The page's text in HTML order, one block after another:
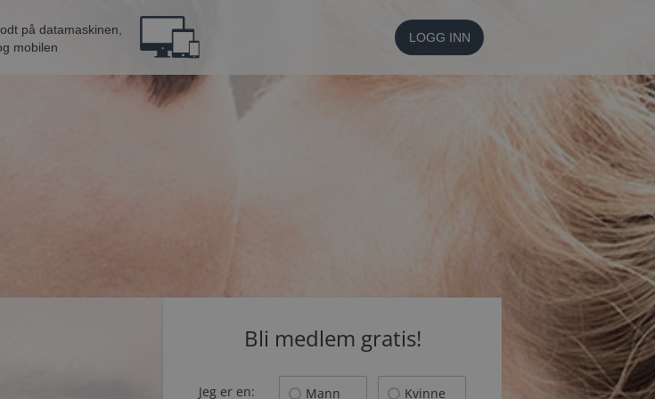
på datamaskinen,
mobilen
LOGG INN
Bli medlem gratis!
Jeg er en: Mann Kvinne